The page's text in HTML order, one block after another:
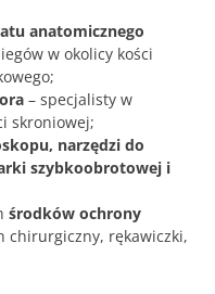
anatomicznego
w okolicy kości
– specjalisty w
skroniowej;
narzędzi do
szybkoobrotowej i
środków ochrony
chirurgiczny, rękawiczki,